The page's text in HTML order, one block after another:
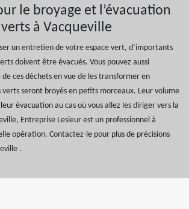
le broyage et l’évacuation
à Vacqueville
un entretien de votre espace vert, d’importants
doivent être évacués. Vous pouvez aussi
ces déchets en vue de les transformer en
verts seront broyés en petits morceaux. Leur volume
évacuation au cas où vous allez les diriger vers la
Entreprise Lesieur est un professionnel à
opération. Contactez-le pour plus de précisions
.